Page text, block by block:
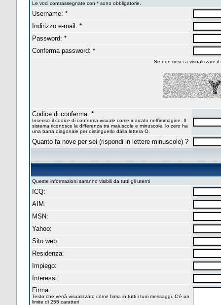
Le voci contrassegnate con * sono obbligatorie.
Username: *
Indirizzo e-mail: *
Password: *
Conferma password: *
Se non riesci a visualizzare
Codice di conferma: *
Inserisci il codice di conferma visuale come indicato nell'immagine. Il
sistema riconosce la differenza tra maiuscole e minuscole, lo zero ha
una barra diagonale per distinguerlo dalla lettera O.
Quanto fa nove per sei (rispondi in lettere minuscole) ?
Queste informazioni saranno visibili da tutti gli utenti
ICQ:
AIM:
MSN:
Yahoo:
Sito web:
Residenza:
Impiego:
Interessi:
Firma:
Testo che verrà visualizzato come firma in tutti i tuoi messaggi. C'è un
limite di 255 caratteri